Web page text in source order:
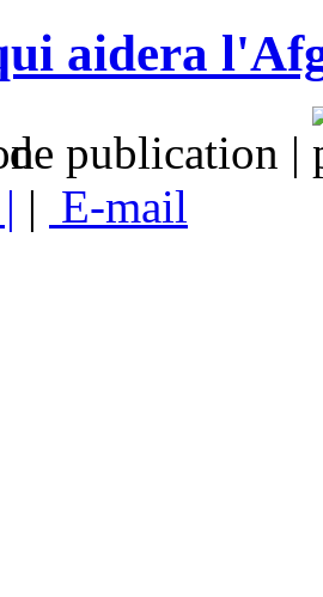
aidera
de publication |
| E-mail